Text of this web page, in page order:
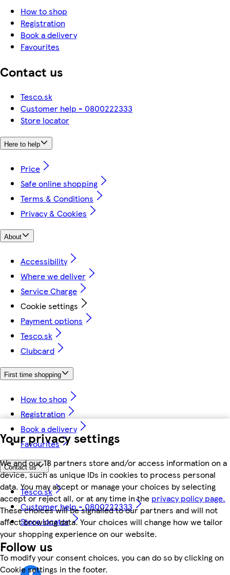
Your privacy settings
We and our 18 partners store and/or access information on a
device, such as unique IDs in cookies to process personal
data. You may accept or manage your choices by selecting
accept or reject all, or at any time in the privacy policy page.
These choices will be signalled to our partners and will not
affect browsing data. Your choices will change how we tailor
your shopping experience on our website.
To modify your consent choices, you can do so by clicking on
Cookie settings in the footer.
How to shop
Registration
Book a delivery
Favourites
Contact us
Tesco.sk
Customer help - 0800222333
Store locator
Here to help
Price
Safe online shopping
Terms & Conditions
Privacy & Cookies
About
Accessibility
Where we deliver
Service Charge
Cookie settings
Payment options
Tesco.sk
Clubcard
First time shopping
How to shop
Registration
Book a delivery
Favourites
Contact us
Tesco.sk
Customer help - 0800222333
Store locator
Follow us